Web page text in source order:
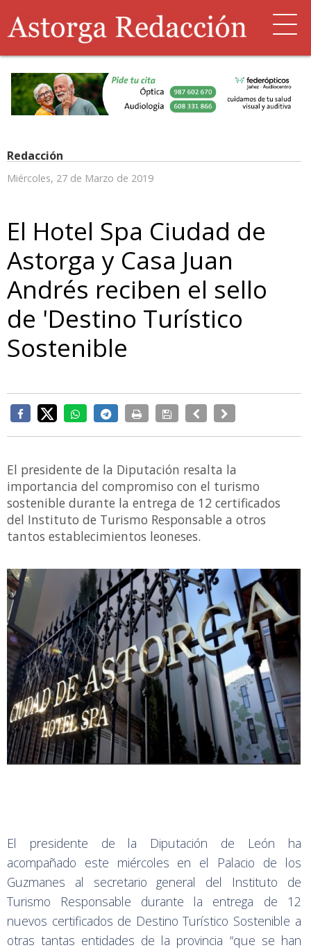
Redacción
Miércoles, 27 de Marzo de 2019
El Hotel Spa Ciudad de
Astorga y Casa Juan
Andrés reciben el sello
de 'Destino Turístico
Sostenible
El presidente de la Diputación resalta la
importancia del compromiso con el turismo
sostenible durante la entrega de 12 certificados
del Instituto de Turismo Responsable a otros
tantos establecimientos leoneses.
El presidente de la Diputación de León ha
acompañado este miércoles en el Palacio de los
Guzmanes al secretario general del Instituto de
Turismo Responsable durante la entrega de 12
nuevos certificados de Destino Turístico Sostenible a
otras tantas entidades de la provincia “que se han